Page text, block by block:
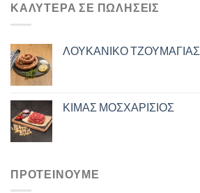
ΚΑΛΎΤΕΡΑ ΣΕ ΠΩΛΉΣΕΙΣ
ΛΟΥΚΑΝΙΚΟ ΤΖΟΥΜΑΓΙΑΣ
ΚΙΜΑΣ ΜΟΣΧΑΡΙΣΙΟΣ
ΠΡΟΤΕΙΝΟΥΜΕ